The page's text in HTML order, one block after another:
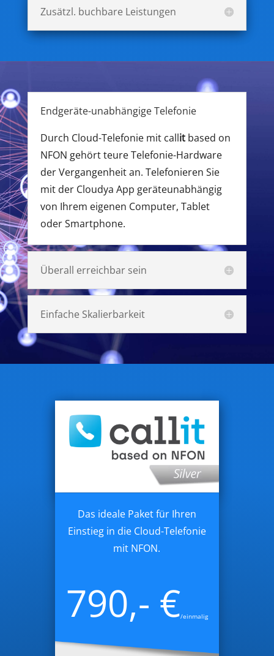
Zusätzl. buchbare Leistungen
Endgeräte-unabhängige Telefonie
Durch Cloud-Telefonie mit callitbased on
NFON gehört teure Telefonie-Hardware
der Vergangenheit an. Telefonieren Sie
mit der Cloudya App geräteunabhängig
von Ihrem eigenen Computer, Tablet
oder Smartphone.
Überall erreichbar sein
Einfache Skalierbarkeit
Das ideale Paket für Ihren
Einstieg in die Cloud-Telefonie
mit NFON.
790,- €/einmalig